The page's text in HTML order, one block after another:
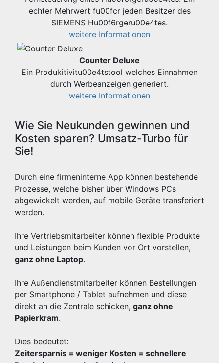
echter Mehrwert fu00fcr jeden Besitzer des
SIEMENS Hu00f6rgeru00e4tes.
weitere Informationen
Counter Deluxe
Ein Produkitivitu00e4tstool welches Einnahmen
durch Werbeanzeigen generiert.
weitere Informationen
Wie Sie Neukunden gewinnen und
Kosten sparen? Umsatz-Turbo für
Sie!
Durch eine firmeninterne App können bestehende
Prozesse, welche bisher über Windows PCs
abgewickelt werden, auf mobile Geräte transferiert
werden.
Ihre Vertriebsmitarbeiter können flexible Produkte
und Leistungen beim Kunden vor Ort vorstellen,
ganz ohne Laptop.
Ihre Außendienstmitarbeiter können Bestellungen
per Smartphone / Tablet aufnehmen und diese
direkt an die Zentrale schicken, ganz ohne
Papierkram.
Dies bedeutet:
Zeitersparnis = weniger Kosten = schnellere